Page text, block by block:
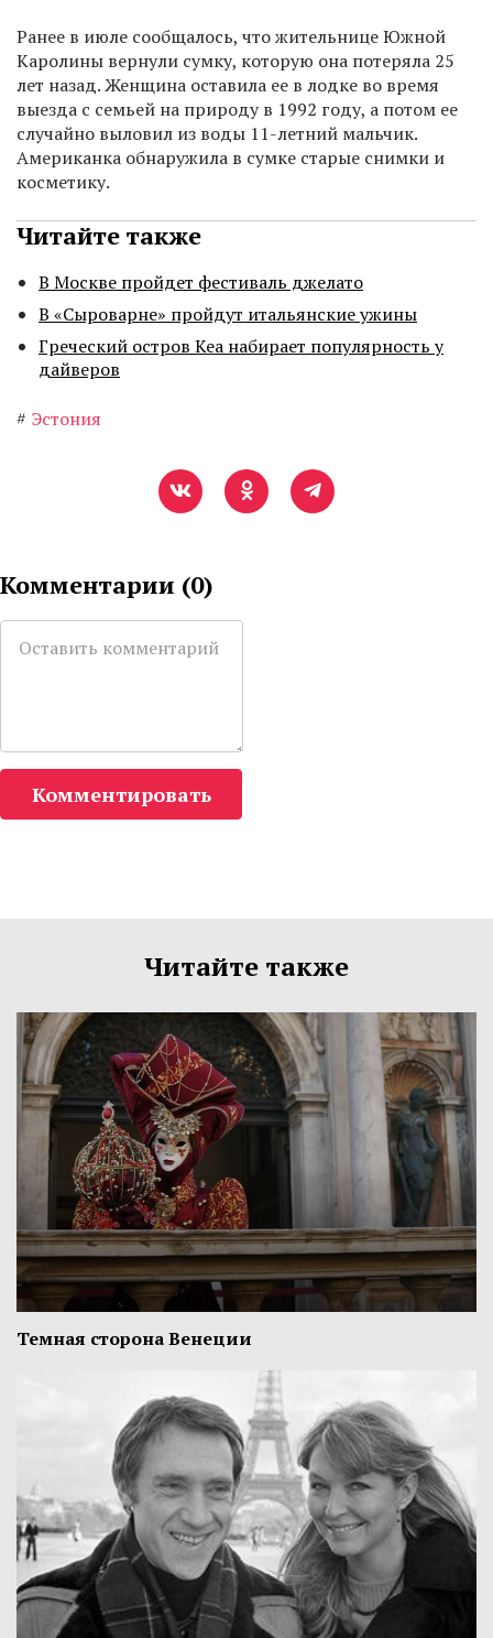
Ранее в июле сообщалось, что жительнице Южной
Каролины вернули сумку, которую она потеряла 25
лет назад. Женщина оставила ее в лодке во время
выезда с семьей на природу в 1992 году, а потом ее
случайно выловил из воды 11-летний мальчик.
Американка обнаружила в сумке старые снимки и
косметику.
Читайте также
В Москве пройдет фестиваль джелато
В «Сыроварне» пройдут итальянские ужины
Греческий остров Кеа набирает популярность у
дайверов
# Эстония
Комментарии (0)
Комментировать
Читайте также
Темная сторона Венеции